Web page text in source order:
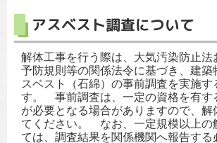
アスベスト調査について
解体工事を行う際は、大気汚染防止
予防規則等の関係法令に基づき、建築
スベスト（石綿）の事前調査を実施す
す。 事前調査は、一定の資格を有す
が必要となる場合がありますので、解
てください。 なお、一定規模以上の
ては、調査結果を関係機関へ報告する